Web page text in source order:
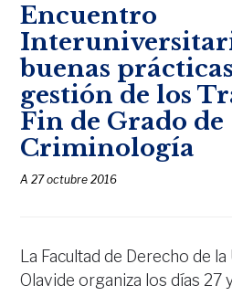
Encuentro
buenas
gestión de los
Fin de Grado de
Criminología
A27 octubre 2016
La Facultad de Derecho de
Olavide organiza los días 27